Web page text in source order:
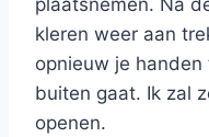
plaatsnemen. Na
kleren weer aan
opnieuw je
buiten gaat. Ik zal
openen.